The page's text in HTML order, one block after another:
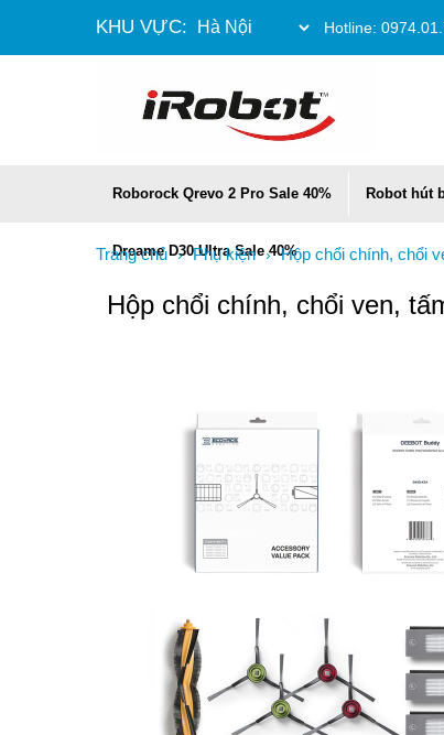
KHU VỰC: Hotline:
Roborock Qrevo 2 Pro Sale 40% Robot hút
Dreame D30 Ultra Sale 40%
Trang chủ › Phụ kiện › Hộp chổi chính, chổi
Hộp chổi chính, chổi ven,